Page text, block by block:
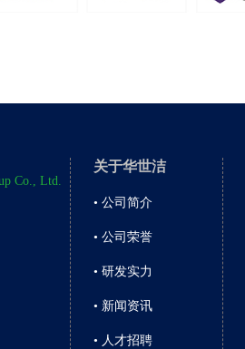
Co., Ltd.
关于华世洁
• 公司简介
• 公司荣誉
• 研发实力
• 新闻资讯
• 人才招聘